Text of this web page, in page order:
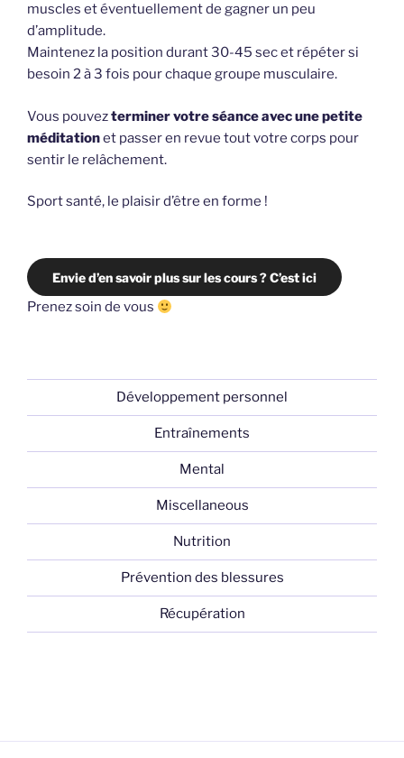
muscles et éventuellement de gagner un peu
d’amplitude.
Maintenez la position durant 30-45 sec et répéter si
besoin 2 à 3 fois pour chaque groupe musculaire.
Vous pouvezterminer votre séance avec une petite
méditationet passer en revue tout votre corps pour
sentir le relâchement.
Sport santé, le plaisir d’être en forme !
Envie d’en savoir plus sur les cours ? C’est ici
Prenez soin de vous
Développement personnel
Entraînements
Mental
Miscellaneous
Nutrition
Prévention des blessures
Récupération